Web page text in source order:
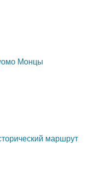
Монцы
маршрут